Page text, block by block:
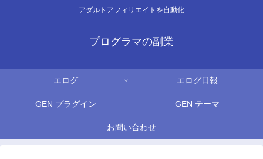
アダルトアフィリエイトを自動化
プログラマの副業
エログ エログ日報
GEN プラグイン GEN テーマ
お問い合わせ